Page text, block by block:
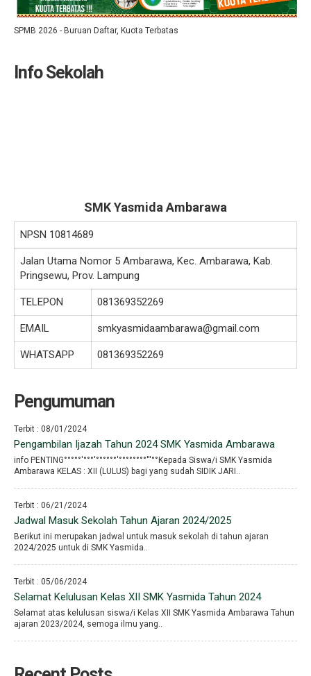
SPMB 2026 - Buruan Daftar, Kuota Terbatas
Info Sekolah
SMK Yasmida Ambarawa
NPSN 10814689
Jalan Utama Nomor 5 Ambarawa, Kec. Ambarawa, Kab.
Pringsewu, Prov. Lampung
TELEPON 081369352269
EMAIL smkyasmidaambarawa@gmail.com
WHATSAPP 081369352269
Pengumuman
Terbit : 08/01/2024
Pengambilan Ijazah Tahun 2024 SMK Yasmida Ambarawa
info PENTING°°°°°′°°°′°°°°°°′°°°°°°°°′′′°°Kepada Siswa/i SMK Yasmida
Ambarawa KELAS : XII (LULUS) bagi yang sudah SIDIK JARI..
Terbit : 06/21/2024
Jadwal Masuk Sekolah Tahun Ajaran 2024/2025
Berikut ini merupakan jadwal untuk masuk sekolah di tahun ajaran
2024/2025 untuk di SMK Yasmida..
Terbit : 05/06/2024
Selamat Kelulusan Kelas XII SMK Yasmida Tahun 2024
Selamat atas kelulusan siswa/i Kelas XII SMK Yasmida Ambarawa Tahun
ajaran 2023/2024, semoga ilmu yang..